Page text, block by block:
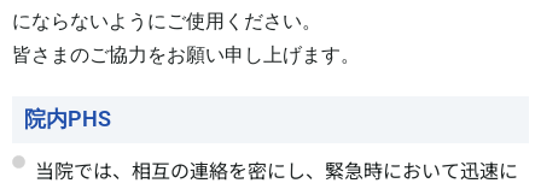
にならないようにご使用ください。
皆さまのご協力をお願い申し上げます。
院内PHS
当院では、相互の連絡を密にし、緊急時において迅速に